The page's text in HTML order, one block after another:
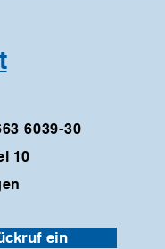
6039-30
10
ein